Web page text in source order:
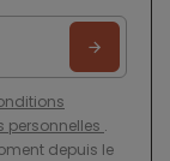
personnelles .
depuis le